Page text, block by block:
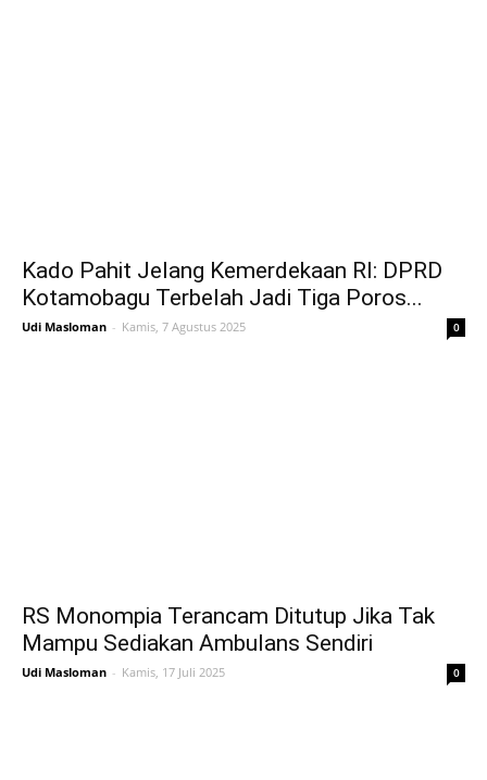
Kado Pahit Jelang Kemerdekaan RI: DPRD
Kotamobagu Terbelah Jadi Tiga Poros...
Udi Masloman - Kamis, 7 Agustus 2025 0
RS Monompia Terancam Ditutup Jika Tak
Mampu Sediakan Ambulans Sendiri
Udi Masloman - Kamis, 17 Juli 2025 0